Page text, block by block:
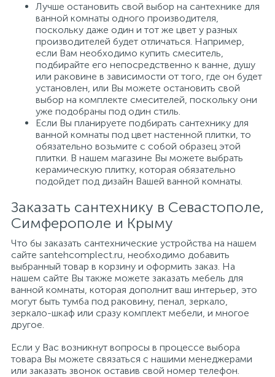
Лучше остановить свой выбор на сантехнике для
ванной комнаты одного производителя,
поскольку даже один и тот же цвет у разных
производителей будет отличаться. Например,
если Вам необходимо купить смеситель,
подбирайте его непосредственно к ванне, душу
или раковине в зависимости от того, где он будет
установлен, или Вы можете остановить свой
выбор на комплекте смесителей, поскольку они
уже подобраны под один стиль.
Если Вы планируете подбирать сантехнику для
ванной комнаты под цвет настенной плитки, то
обязательно возьмите с собой образец этой
плитки. В нашем магазине Вы можете выбрать
керамическую плитку, которая обязательно
подойдет под дизайн Вашей ванной комнаты.
Заказать сантехнику в Севастополе,
Симферополе и Крыму
Что бы заказать сантехнические устройства на нашем
сайте santehcomplect.ru, необходимо добавить
выбранный товар в корзину и оформить заказ. На
нашем сайте Вы также можете заказать мебель для
ванной комнаты, которая дополнит ваш интерьер, это
могут быть тумба под раковину, пенал, зеркало,
зеркало-шкаф или сразу комплект мебели, и многое
другое.
Если у Вас возникнут вопросы в процессе выбора
товара Вы можете связаться с нашими менеджерами
или заказать звонок оставив свой номер телефон.